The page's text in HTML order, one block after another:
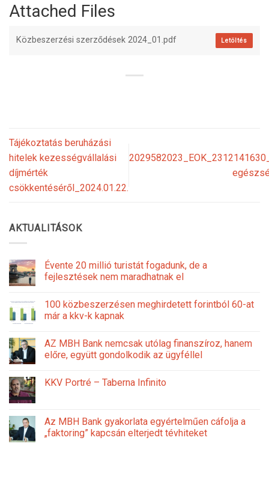
Attached Files
Közbeszerzési szerződések 2024_01.pdf Letöltés
Tájékoztatás beruházási
hitelek kezességvállalási
díjmérték
csökkentéséről_2024.01.22.
AKTUALITÁSOK
Évente 20 millió turistát fogadunk, de a
fejlesztések nem maradhatnak el
100 közbeszerzésen meghirdetett forintból 60-at
már a kkv-k kapnak
AZ MBH Bank nemcsak utólag finanszíroz, hanem
előre, együtt gondolkodik az ügyféllel
KKV Portré – Taberna Infinito
Az MBH Bank gyakorlata egyértelműen cáfolja a
„faktoring” kapcsán elterjedt tévhiteket